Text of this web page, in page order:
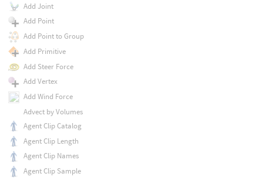
Add Joint
Add Point
Add Point to Group
Add Primitive
Add Steer Force
Add Vertex
Add Wind Force
Advect by Volumes
Agent Clip Catalog
Agent Clip Length
Agent Clip Names
Agent Clip Sample